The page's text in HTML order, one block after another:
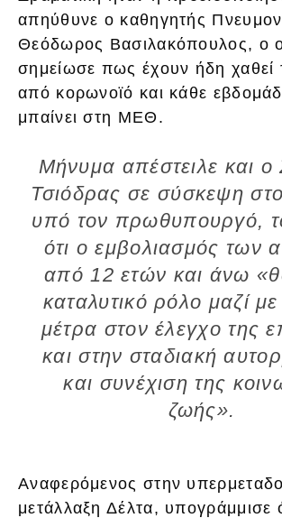
απηύθυνε ο καθηγητής
Θεόδωρος Βασιλακόπουλος, ο
σημείωσε πως έχουν ήδη χαθεί
από κορωνοϊό και κάθε
μπαίνει στη ΜΕΘ.
Μήνυμα απέστειλε και
Τσιόδρας σε σύσκεψη
υπό τον πρωθυπουργό,
ότι ο εμβολιασμός των
από 12 ετών και άνω
καταλυτικό ρόλο μαζί
μέτρα στον έλεγχο της
και στην σταδιακή
και συνέχιση της
ζωής».
Αναφερόμενος στην
μετάλλαξη Δέλτα, υπογράμμισε